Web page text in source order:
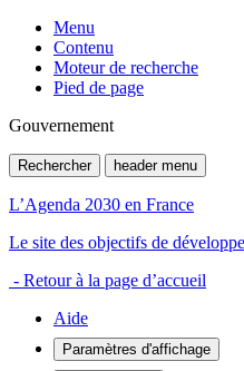
Menu
Contenu
Moteur de recherche
Pied de page
Gouvernement
Rechercher header menu
L’Agenda 2030 en France
Le site des objectifs de
- Retour à la page d’accueil
Aide
Paramètres d'affichage